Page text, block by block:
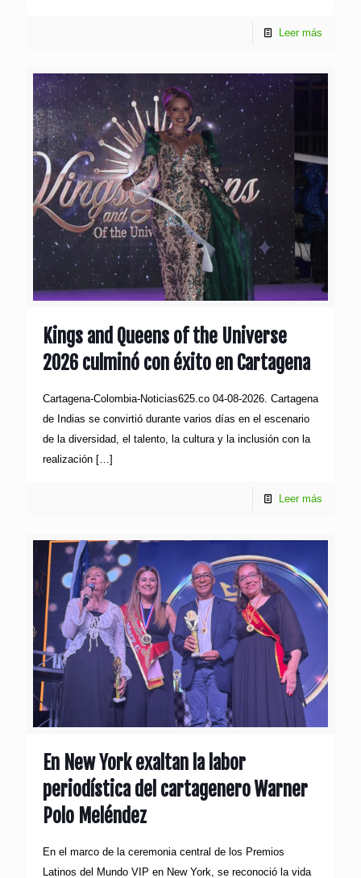
Leer más
Kings and Queens of the Universe
2026 culminó con éxito en Cartagena
Cartagena-Colombia-Noticias625.co 04-08-2026. Cartagena
de Indias se convirtió durante varios días en el escenario
de la diversidad, el talento, la cultura y la inclusión con la
realización […]
Leer más
En New York exaltan la labor
periodística del cartagenero Warner
Polo Meléndez
En el marco de la ceremonia central de los Premios
Latinos del Mundo VIP en New York, se reconoció la vida